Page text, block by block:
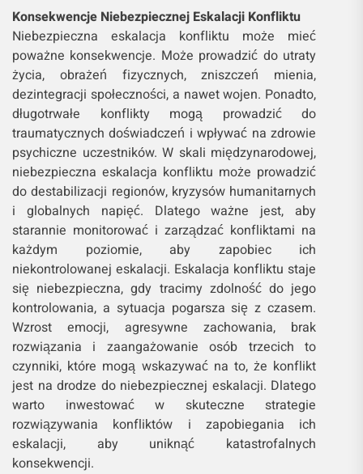
Konsekwencje Niebezpiecznej Eskalacji Konfliktu
Niebezpieczna eskalacja konfliktu może mieć
poważne konsekwencje. Może prowadzić do utraty
życia, obrażeń fizycznych, zniszczeń mienia,
dezintegracji społeczności, a nawet wojen. Ponadto,
długotrwałe konflikty mogą prowadzić do
traumatycznych doświadczeń i wpływać na zdrowie
psychiczne uczestników. W skali międzynarodowej,
niebezpieczna eskalacja konfliktu może prowadzić
do destabilizacji regionów, kryzysów humanitarnych
i globalnych napięć. Dlatego ważne jest, aby
starannie monitorować i zarządzać konfliktami na
każdym poziomie, aby zapobiec ich
niekontrolowanej eskalacji. Eskalacja konfliktu staje
się niebezpieczna, gdy tracimy zdolność do jego
kontrolowania, a sytuacja pogarsza się z czasem.
Wzrost emocji, agresywne zachowania, brak
rozwiązania i zaangażowanie osób trzecich to
czynniki, które mogą wskazywać na to, że konflikt
jest na drodze do niebezpiecznej eskalacji. Dlatego
warto inwestować w skuteczne strategie
rozwiązywania konfliktów i zapobiegania ich
eskalacji, aby uniknąć katastrofalnych
konsekwencji.